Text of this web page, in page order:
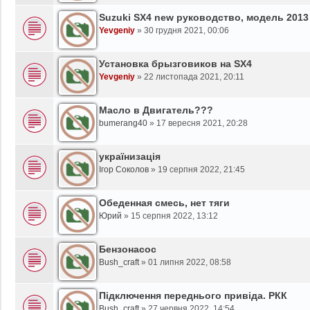
Suzuki SX4 new руководство, модель 2013
Yevgeniy » 30 грудня 2021, 00:06
Установка брызговиков на SX4
Yevgeniy » 22 листопада 2021, 20:11
Масло в Двигатель???
bumerang40 » 17 вересня 2021, 20:28
українизація
Ігор Соколов » 19 серпня 2022, 21:45
Обеденная смесь, нет тяги
Юрий » 15 серпня 2022, 13:12
Бензонасос
Bush_craft» 01 липня 2022, 08:58
Підключення переднього привіда. РКК